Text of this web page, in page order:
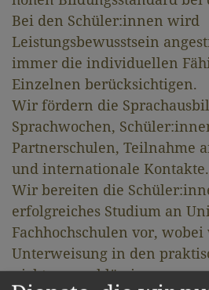
Bei den Schüler:innen wird
Leistungsbewusstsein
immer die individuellen
Einzelnen berücksichtigen.
Wir fördern die
Sprachwochen,
Partnerschulen, Teilnahme
und internationale Kontakte.
Wir bereiten die
erfolgreiches Studium an
Fachhochschulen vor,
Unterweisung in den
nicht vernachlässigen.